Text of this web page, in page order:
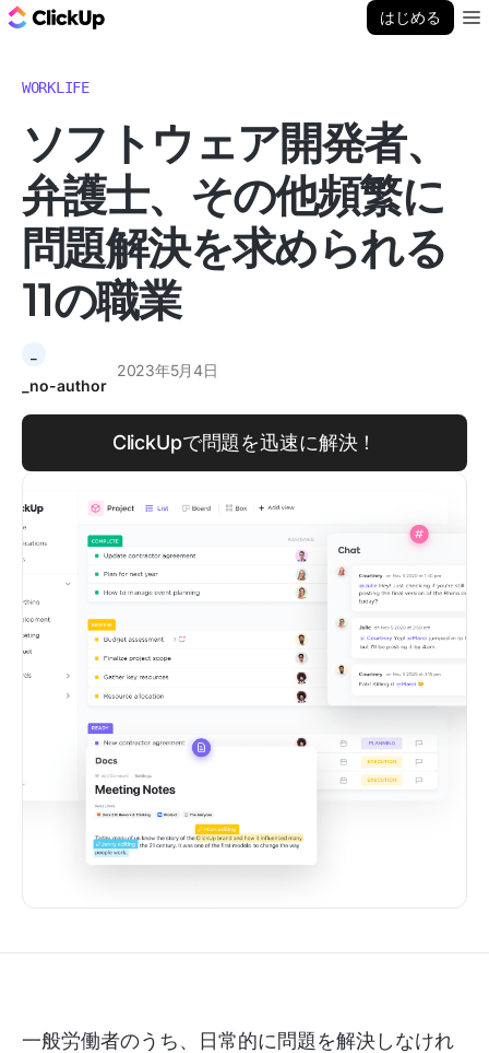
はじめる
WORKLIFE
ソフトウェア開発者、
弁護士、その他頻繁に
問題解決を求められる
11の職業
_no-author
2023年5月4日
ClickUpで問題を迅速に解決！
一般労働者のうち、日常的に問題を解決しなけれ